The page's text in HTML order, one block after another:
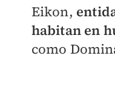
Eikon,
habitan en
como